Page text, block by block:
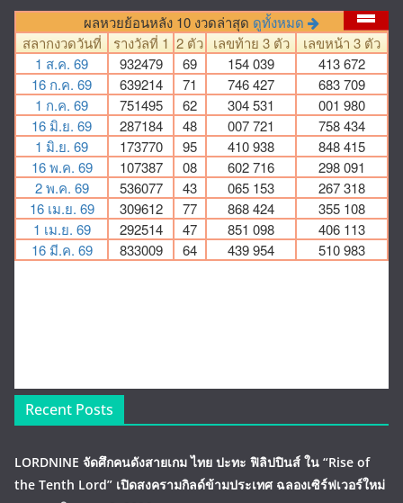
Recent Posts
LORDNINE จัดศึกคนดังสายเกม ไทย ปะทะ ฟิลิปปินส์ ใน “Rise of
the Tenth Lord” เปิดสงครามกิลด์ข้ามประเทศ ฉลองเซิร์ฟเวอร์ใหม่